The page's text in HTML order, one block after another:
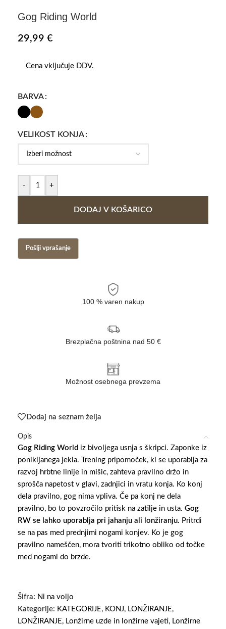
Gog Riding World
29,99 €
Cena vključuje DDV.
BARVA
VELIKOST KONJA
- +
DODAJ V KOŠARICO
100 % varen nakup
Brezplačna poštnina nad 50 €
Možnost osebnega prevzema
Dodaj na seznam želja
Opis
Gog Riding World iz bivoljega usnja s škripci. Zaponke iz
ponikljanega jekla. Trening pripomoček, ki se uporablja za
razvoj hrbtne linije in mišic, zahteva pravilno držo in
sprošča napetost v glavi, zadnjici in vratu konja. Ko konj
dela pravilno, gog nima vpliva. Če pa konj ne dela
pravilno, bo to povzročilo pritisk na zatilje in usta. Gog
RW se lahko uporablja pri jahanju ali lonžiranju. Pritrdi
se na pas med prednjimi nogami konjev. Ko je gog
pravilno nameščen, mora tvoriti trikotno obliko od točke
med nogami do brzde.
Šifra: Ni na voljo
Kategorije: KATEGORIJE, KONJ, LONŽIRANJE,
LONŽIRANJE, Lonžirne uzde in lonžirne vajeti, Lonžirne